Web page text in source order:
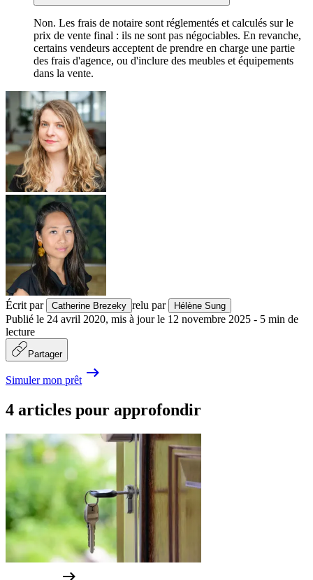
Non. Les frais de notaire sont réglementés et calculés sur le
prix de vente final : ils ne sont pas négociables. En revanche,
certains vendeurs acceptent de prendre en charge une partie
des frais d'agence, ou d'inclure des meubles et équipements
dans la vente.
Écrit par Catherine Brezeky relu par Hélène Sung
Publié le 24 avril 2020, mis à jour le 12 novembre 2025 - 5 min de
lecture
Partager
Simuler mon prêt
4 articles pour approfondir